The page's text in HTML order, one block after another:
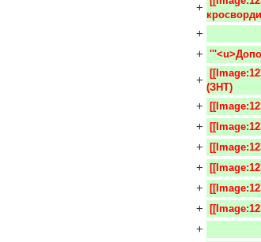
+
+
+
+
(ЗНТ)
+
+
+
+
+
+
+